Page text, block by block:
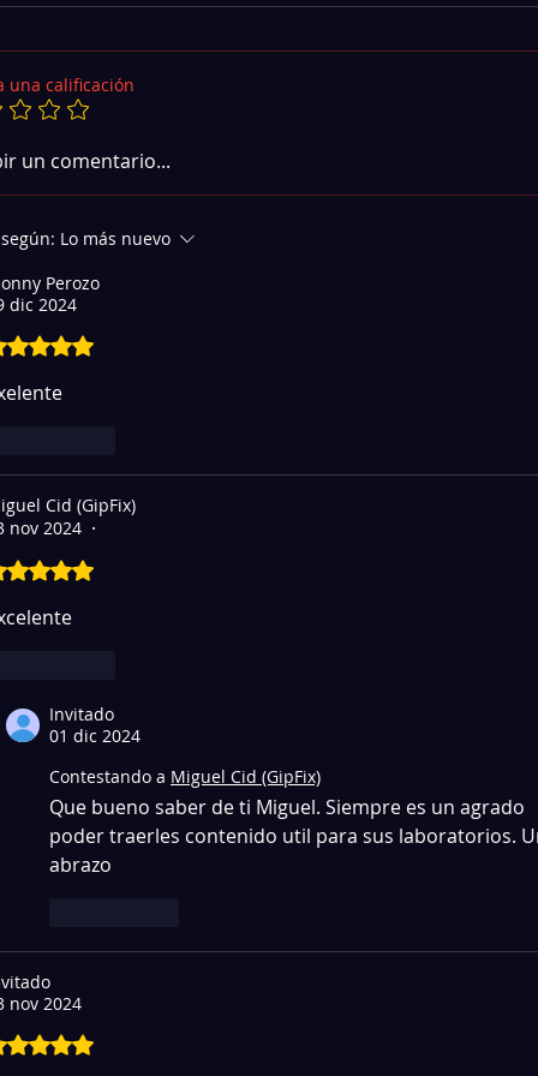
identificar la etapa de potencia en tarjetas
lavadoras con disipadores y triacs
una calificación
un comentario...
Lo más nuevo
Perozo
dic 2024
5 de 5 estrellas.
Cid (GipFix)
nov 2024
•
5 de 5 estrellas.
Invitado
01 dic 2024
Contestando a Miguel Cid (GipFix)
Que bueno saber de ti Miguel. Siempre es un agrado
poder traerles contenido util para sus laboratorios.
abrazo
nov 2024
5 de 5 estrellas.